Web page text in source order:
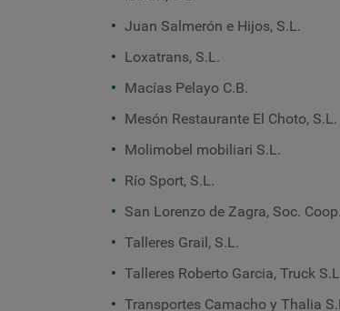
Juan Salmerón e Hijos, S.L.
Loxatrans, S.L.
Macías Pelayo C.B.
Mesón Restaurante El Choto, S.L.
Molimobel mobiliari S.L.
Río Sport, S.L.
San Lorenzo de Zagra, Soc. Coop.
Talleres Grail, S.L.
Talleres Roberto Garcia, Truck
Transportes Camacho y Thalia